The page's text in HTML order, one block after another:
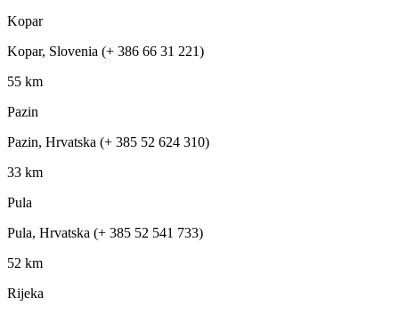
Kopar
Kopar, Slovenia (+ 386 66 31 221)
55 km
Pazin
Pazin, Hrvatska (+ 385 52 624 310)
33 km
Pula
Pula, Hrvatska (+ 385 52 541 733)
52 km
Rijeka